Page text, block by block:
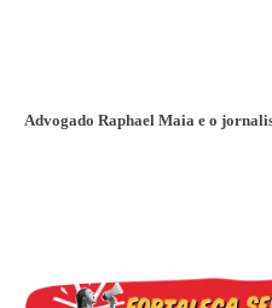
Advogado Raphael Maia e o